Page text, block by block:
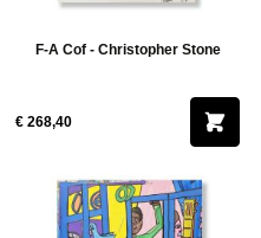
F-A Cof - Christopher Stone
€ 268,40